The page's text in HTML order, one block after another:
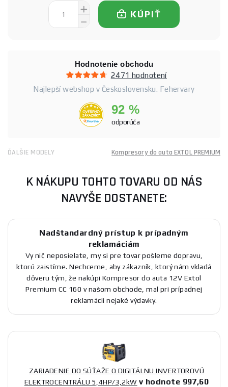
KÚPIŤ
Hodnotenie obchodu
2471 hodnotení
Najlepší webshop v Československu. Fehervary
92 %
odporúča
ĎALŠIE MODELY Kompresory do auta EXTOL PREMIUM
K NÁKUPU TOHTO TOVARU OD NÁS
NAVYŠE DOSTANETE:
Nadštandardný prístup k prípadným
reklamáciám
Vy nič neposielate, my si pre tovar pošleme dopravu,
ktorú zaistíme. Nechceme, aby zákazník, ktorý nám vkladá
dôveru tým, že nakúpi Kompresor do auta 12V Extol
Premium CC 160 v našom obchode, mal pri prípadnej
reklamácii nejaké výdavky.
ZARIADENIE DO SÚŤAŽE O DIGITÁLNU INVERTOROVÚ
ELEKTROCENTRÁLU 5,4HP/3,2kW v hodnote 997,60